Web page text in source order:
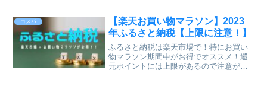
コスパ
【楽天お買い物マラソン】2023
年ふるさと納税【上限に注意！】
ふるさと納税は楽天市場で！特にお買い
物マラソン期間中がお得でオススメ！還
元ポイントには上限があるので注意が必